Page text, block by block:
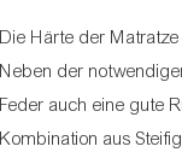
Die Härte der
Neben der
Feder auch eine gute
Kombination aus